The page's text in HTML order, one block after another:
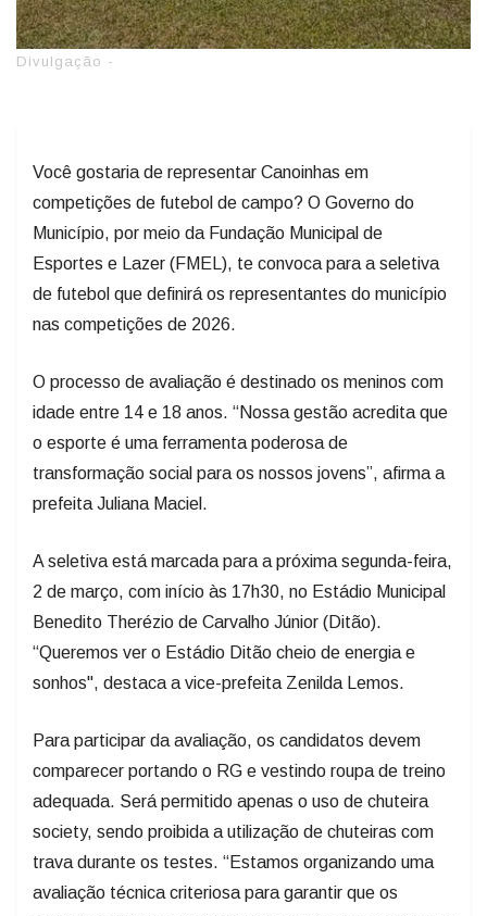
Divulgação -
Você gostaria de representar Canoinhas em
competições de futebol de campo? O Governo do
Município, por meio da Fundação Municipal de
Esportes e Lazer (FMEL), te convoca para a seletiva
de futebol que definirá os representantes do município
nas competições de 2026.
O processo de avaliação é destinado os meninos com
idade entre 14 e 18 anos. “Nossa gestão acredita que
o esporte é uma ferramenta poderosa de
transformação social para os nossos jovens”, afirma a
prefeita Juliana Maciel.
A seletiva está marcada para a próxima segunda-feira,
2 de março, com início às 17h30, no Estádio Municipal
Benedito Therézio de Carvalho Júnior (Ditão).
“Queremos ver o Estádio Ditão cheio de energia e
sonhos", destaca a vice-prefeita Zenilda Lemos.
Para participar da avaliação, os candidatos devem
comparecer portando o RG e vestindo roupa de treino
adequada. Será permitido apenas o uso de chuteira
society, sendo proibida a utilização de chuteiras com
trava durante os testes. “Estamos organizando uma
avaliação técnica criteriosa para garantir que os